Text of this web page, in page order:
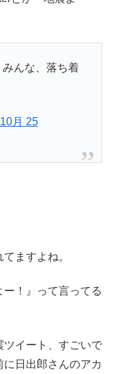
んな、落ち着
月 25
ますよね。
ー！』って言ってる
ツイート、すごいで
日出郎さんのアカ